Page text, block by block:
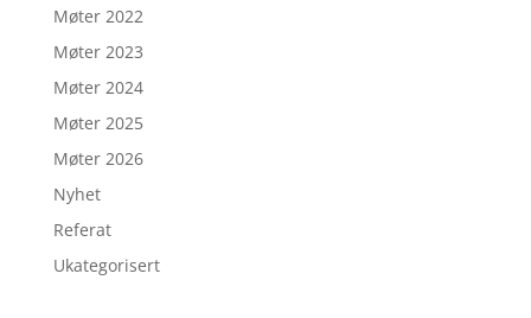
Møter 2022
Møter 2023
Møter 2024
Møter 2025
Møter 2026
Nyhet
Referat
Ukategorisert